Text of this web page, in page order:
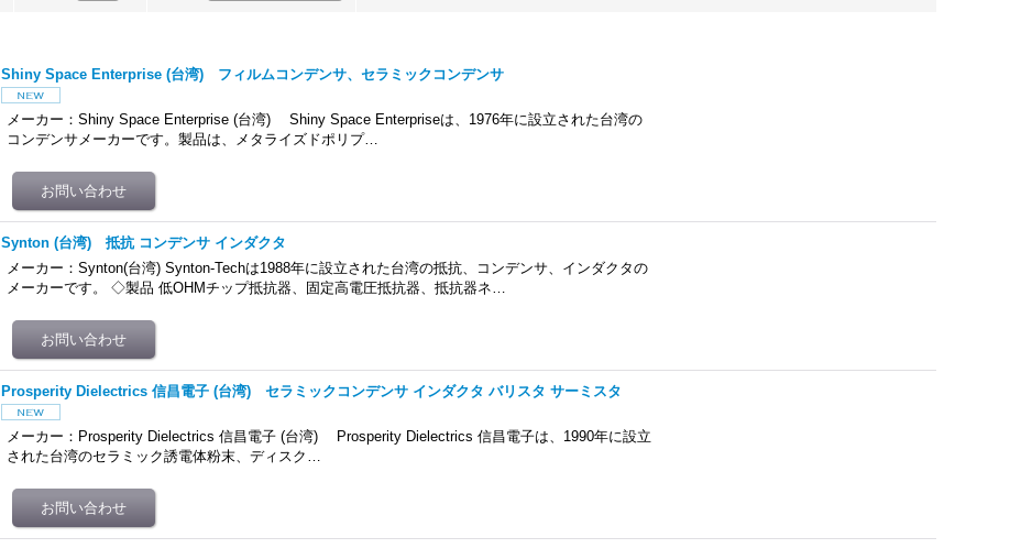
Shiny Space Enterprise (台湾) フィルムコンデンサ、セラミックコンデンサ
メーカー：Shiny Space Enterprise (台湾) Shiny Space Enterpriseは、1976年に設立された台湾の
コンデンサメーカーです。製品は、メタライズドポリプ…
Synton (台湾) 抵抗 コンデンサ インダクタ
メーカー：Synton(台湾) Synton-Techは1988年に設立された台湾の抵抗、コンデンサ、インダクタの
メーカーです。 ◇製品 低OHMチップ抵抗器、固定高電圧抵抗器、抵抗器ネ…
Prosperity Dielectrics 信昌電子 (台湾) セラミックコンデンサ インダクタ バリスタ サーミスタ
メーカー：Prosperity Dielectrics 信昌電子 (台湾) Prosperity Dielectrics 信昌電子は、1990年に設立
された台湾のセラミック誘電体粉末、ディスク…